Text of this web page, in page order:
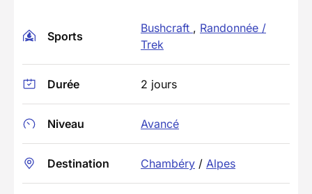
Sports
Bushcraft , Randonnée /
Trek
Durée 2 jours
Niveau Avancé
Destination Chambéry / Alpes